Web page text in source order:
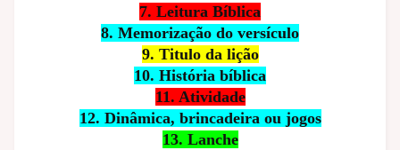
7. Leitura Bíblica
8. Memorização do versículo
9. Titulo da lição
10. História bíblica
11. Atividade
12. Dinâmica, brincadeira ou jogos
13. Lanche